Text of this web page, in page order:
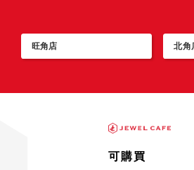
旺角店 北角
可購買